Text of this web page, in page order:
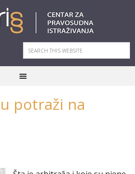
potraži na